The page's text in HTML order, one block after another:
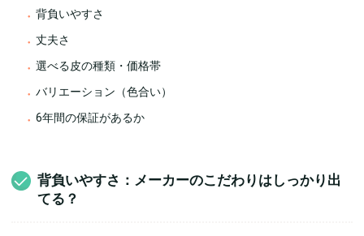
背負いやすさ
丈夫さ
選べる皮の種類・価格帯
バリエーション（色合い）
6年間の保証があるか
背負いやすさ：メーカーのこだわりはしっかり出
てる？